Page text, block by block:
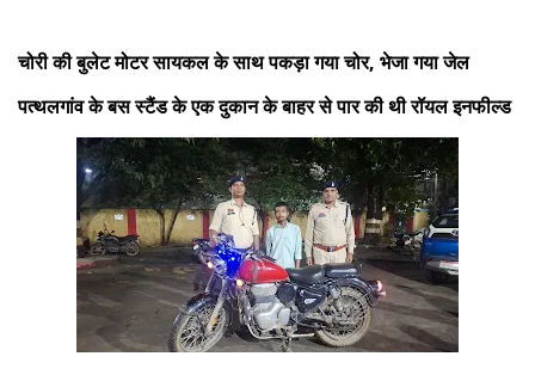
चोरी की बुलेट मोटर सायकल के साथ पकड़ा गया चोर, भेजा गया जेल
पत्थलगांव के बस स्टैंड के एक दुकान के बाहर से पार की थी रॉयल इनफील्ड